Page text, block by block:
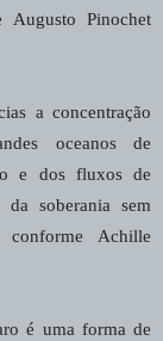
Augusto Pinochet
a concentração
oceanos de
e dos fluxos de
soberania sem
Achille
é uma forma de